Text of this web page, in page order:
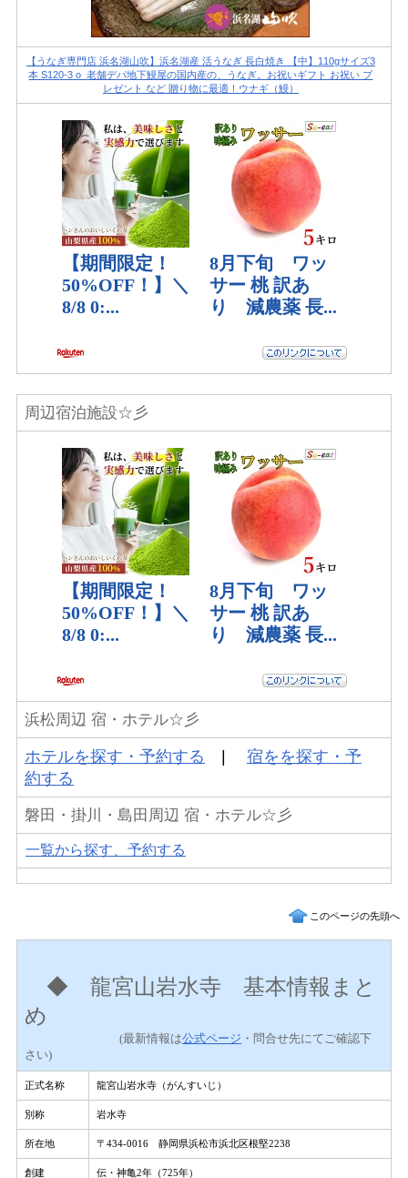
【うなぎ専門店 浜名湖山吹】浜名湖産 活うなぎ 長白焼き 【中】110gサイズ3
本 S120-3 о_老舗デパ地下鰻屋の国内産の、うなぎ。お祝いギフト お祝い プ
レゼント など 贈り物に最適！ウナギ（鰻）
周辺宿泊施設☆彡
浜松周辺 宿・ホテル☆彡
ホテルを探す・予約する
宿をを探す・予
約する
磐田・掛川・島田周辺 宿・ホテル☆彡
一覧から探す、予約する
このページの先頭へ
◆ 龍宮山岩水寺 基本情報まと
め
(最新情報は公式ページ ・問合せ先にてご確認下
さい)
正式名称 龍宮山岩水寺（がんすいじ）
別称 岩水寺
所在地 〒434-0016 静岡県浜松市浜北区根堅2238
創建 伝・神亀2年（725年）